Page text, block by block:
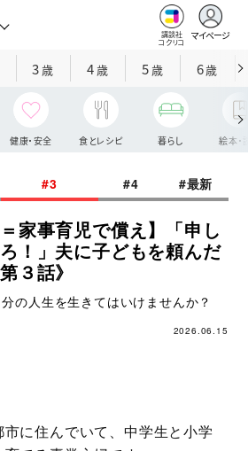
講談社
コクリコ
マイページ
3歳 4歳 5歳 6歳
健康・安全 食とレシピ 暮らし 絵本・
#3 #4 #最新
家事育児で償え】「申し
！」夫に子どもを頼んだ
３話》
の人生を生きてはいけませんか？
2026.06.15
に住んでいて、中学生と小学